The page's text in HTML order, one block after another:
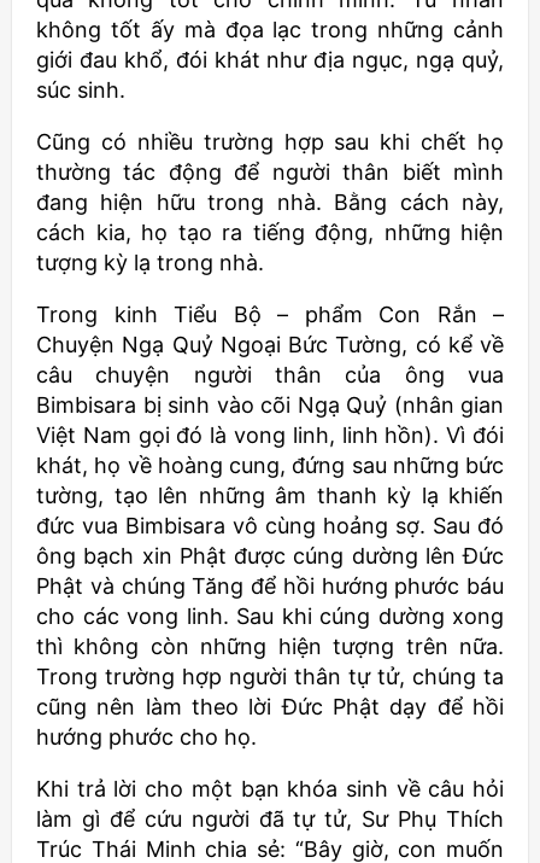
không tốt ấy mà đọa lạc trong những cảnh
giới đau khổ, đói khát như địa ngục, ngạ quỷ,
súc sinh.
Cũng có nhiều trường hợp sau khi chết họ
thường tác động để người thân biết mình
đang hiện hữu trong nhà. Bằng cách này,
cách kia, họ tạo ra tiếng động, những hiện
tượng kỳ lạ trong nhà.
Trong kinh Tiểu Bộ – phẩm Con Rắn –
Chuyện Ngạ Quỷ Ngoại Bức Tường, có kể về
câu chuyện người thân của ông vua
Bimbisara bị sinh vào cõi Ngạ Quỷ (nhân gian
Việt Nam gọi đó là vong linh, linh hồn). Vì đói
khát, họ về hoàng cung, đứng sau những bức
tường, tạo lên những âm thanh kỳ lạ khiến
đức vua Bimbisara vô cùng hoảng sợ. Sau đó
ông bạch xin Phật được cúng dường lên Đức
Phật và chúng Tăng để hồi hướng phước báu
cho các vong linh. Sau khi cúng dường xong
thì không còn những hiện tượng trên nữa.
Trong trường hợp người thân tự tử, chúng ta
cũng nên làm theo lời Đức Phật dạy để hồi
hướng phước cho họ.
Khi trả lời cho một bạn khóa sinh về câu hỏi
làm gì để cứu người đã tự tử, Sư Phụ Thích
Trúc Thái Minh chia sẻ: “Bây giờ, con muốn